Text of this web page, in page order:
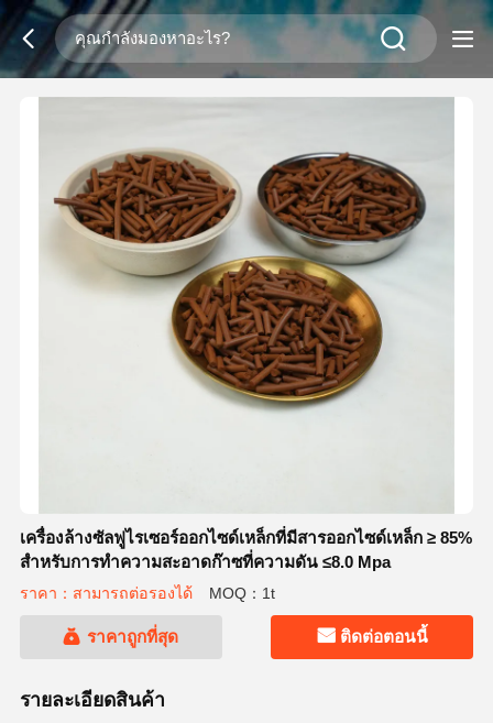
เครื่องล้างซัลฟูไรเซอร์ออกไซด์เหล็กที่มีสารออกไซด์เหล็ก ≥ 85%
สําหรับการทําความสะอาดก๊าซที่ความดัน ≤8.0 Mpa
ราคา：สามารถต่อรองได้ MOQ：1t
ราคาถูกที่สุด ติดต่อตอนนี้
รายละเอียดสินค้า